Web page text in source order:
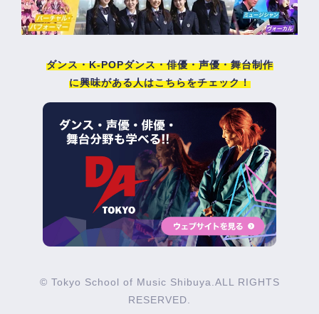
ダンス・K-POPダンス・俳優・声優・舞台制作
に興味がある人はこちらをチェック！
© Tokyo School of Music Shibuya.ALL RIGHTS
RESERVED.